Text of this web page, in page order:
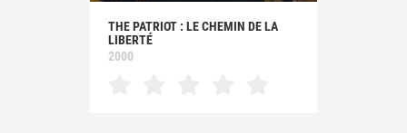
THE PATRIOT : LE CHEMIN DE LA
LIBERTÉ
2000